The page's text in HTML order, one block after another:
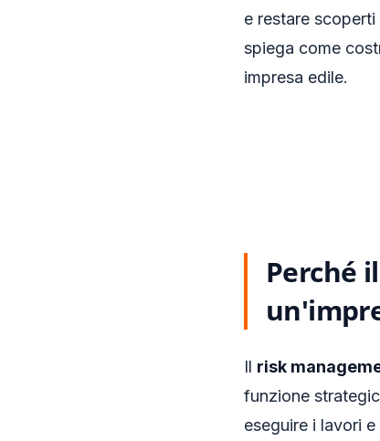
e restare
spiega come
impresa edile.
Perché
Il risk
funzione
eseguire i lavori